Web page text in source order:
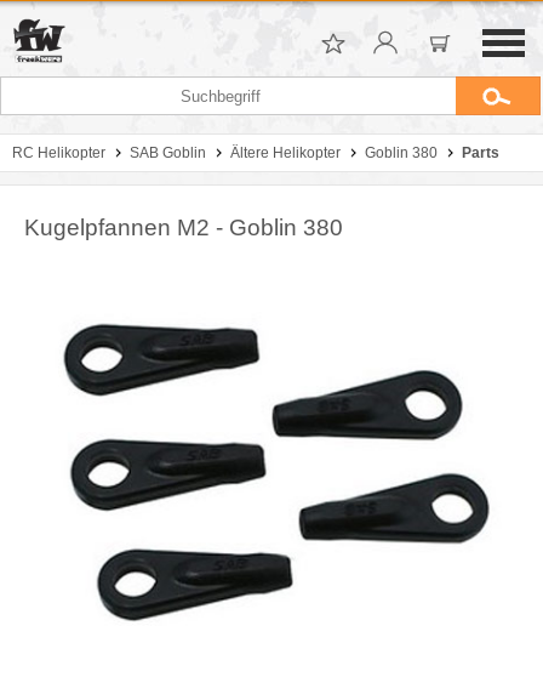
RC Helikopter SAB Goblin Ältere Helikopter Goblin 380 Parts
Kugelpfannen M2 - Goblin 380